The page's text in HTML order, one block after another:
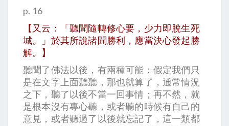
p. 16
【又云：「聽聞隨轉修心要，少力即脫生死
城。」於其所說諸聞勝利，應當決心發起勝
解。】
聽聞了佛法以後，有兩種可能：假定我們只
是在文字上面聽聽，那也就算了，通常情況
之下，聽了以後不當一回事情；再不然，就
是根本沒有專心聽，或者聽的時候有自己的
意見，或者聽過了以後就忘記了，這一類都